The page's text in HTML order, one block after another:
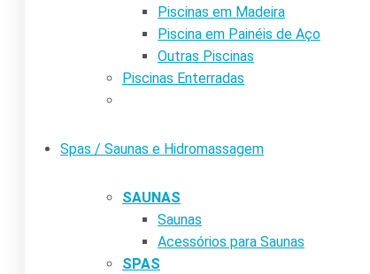
Piscinas em Madeira
Piscina em Painéis de Aço
Outras Piscinas
Piscinas Enterradas
Spas / Saunas e Hidromassagem
SAUNAS
Saunas
Acessórios para Saunas
SPAS